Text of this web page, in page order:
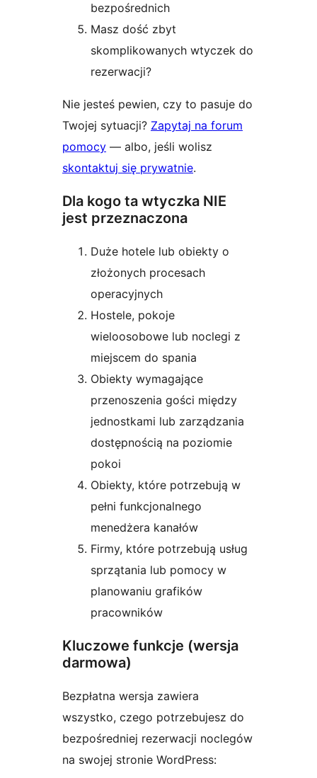
bezpośrednich
Masz dość zbyt
skomplikowanych wtyczek do
rezerwacji?
Nie jesteś pewien, czy to pasuje do
Twojej sytuacji? Zapytaj na forum
pomocy — albo, jeśli wolisz
skontaktuj się prywatnie.
Dla kogo ta wtyczka NIE
jest przeznaczona
Duże hotele lub obiekty o
złożonych procesach
operacyjnych
Hostele, pokoje
wieloosobowe lub noclegi z
miejscem do spania
Obiekty wymagające
przenoszenia gości między
jednostkami lub zarządzania
dostępnością na poziomie
pokoi
Obiekty, które potrzebują w
pełni funkcjonalnego
menedżera kanałów
Firmy, które potrzebują usług
sprzątania lub pomocy w
planowaniu grafików
pracowników
Kluczowe funkcje (wersja
darmowa)
Bezpłatna wersja zawiera
wszystko, czego potrzebujesz do
bezpośredniej rezerwacji noclegów
na swojej stronie WordPress: